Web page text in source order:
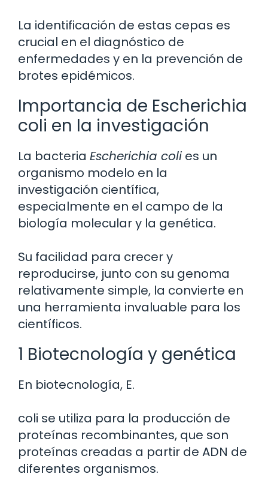
La identificación de estas cepas es
crucial en el diagnóstico de
enfermedades y en la prevención de
brotes epidémicos.
Importancia de Escherichia
coli en la investigación
La bacteria Escherichia coli es un
organismo modelo en la
investigación científica,
especialmente en el campo de la
biología molecular y la genética.
Su facilidad para crecer y
reproducirse, junto con su genoma
relativamente simple, la convierte en
una herramienta invaluable para los
científicos.
1 Biotecnología y genética
En biotecnología, E.
coli se utiliza para la producción de
proteínas recombinantes, que son
proteínas creadas a partir de ADN de
diferentes organismos.